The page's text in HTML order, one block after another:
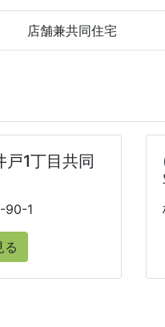
店舗兼共同住宅
1丁目共同
90-1
る